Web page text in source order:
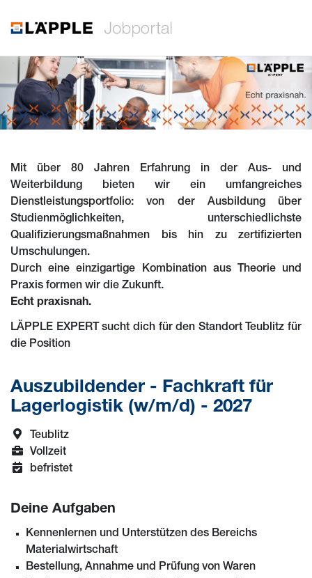
Auszubildender - Fachkraft für
Lagerlogistik (w/m/d) - 2027
Teublitz
Vollzeit
befristet
Mit über 80 Jahren Erfahrung in der Aus- und
Weiterbildung bieten wir ein umfangreiches
Dienstleistungsportfolio: von der Ausbildung über
Studienmöglichkeiten, unterschiedlichste
Qualifizierungsmaßnahmen bis hin zu zertifizierten
Umschulungen.
Durch eine einzigartige Kombination aus Theorie und
Praxis formen wir die Zukunft.
Echt praxisnah.
LÄPPLE EXPERT sucht dich für den Standort Teublitz für
die Position
Deine Aufgaben
Kennenlernen und Unterstützen des Bereichs
Materialwirtschaft
Bestellung, Annahme und Prüfung von Waren